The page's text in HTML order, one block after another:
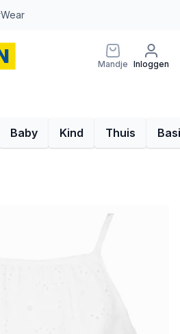
Mandje Inloggen
Baby Kind Thuis